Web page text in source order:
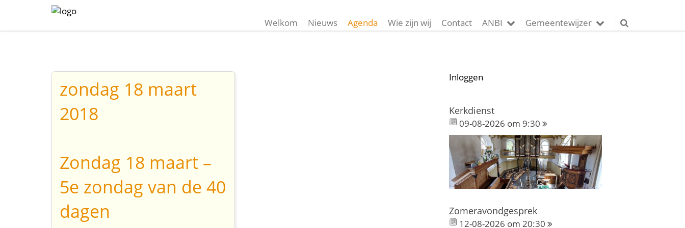
Welkom Nieuws Agenda Wie zijn wij Contact ANBI Gemeentewijzer
zondag 18 maart
2018
Zondag 18 maart –
5e zondag van de 40
dagen
Inloggen
Kerkdienst
09-08-2026 om 9:30
Zomeravondgesprek
12-08-2026 om 20:30